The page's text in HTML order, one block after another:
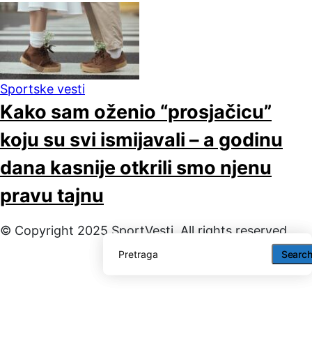
Search
Search
Sportske vesti
Kako sam oženio “prosjačicu”
koju su svi ismijavali – a godinu
dana kasnije otkrili smo njenu
pravu tajnu
© Copyright 2025 SportVesti. All rights reserved